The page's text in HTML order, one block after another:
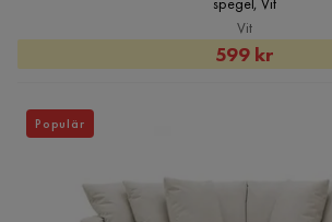
Vit
Rabatterat
599 kr
Populär